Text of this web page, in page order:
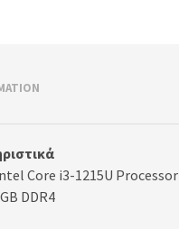
Core i3-1215U Processor
DDR4